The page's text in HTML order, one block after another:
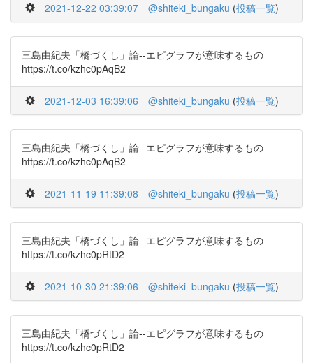
2021-12-22 03:39:07 @shiteki_bungaku (投稿一覧)
三島由紀夫「橋づくし」論--エピグラフが意味するもの
https://t.co/kzhc0pAqB2
2021-12-03 16:39:06 @shiteki_bungaku (投稿一覧)
三島由紀夫「橋づくし」論--エピグラフが意味するもの
https://t.co/kzhc0pAqB2
2021-11-19 11:39:08 @shiteki_bungaku (投稿一覧)
三島由紀夫「橋づくし」論--エピグラフが意味するもの
https://t.co/kzhc0pRtD2
2021-10-30 21:39:06 @shiteki_bungaku (投稿一覧)
三島由紀夫「橋づくし」論--エピグラフが意味するもの
https://t.co/kzhc0pRtD2